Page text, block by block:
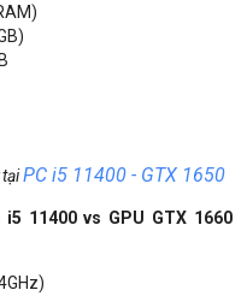
tạiPC i5 11400 - GTX 1650
11400 vs GPU GTX 1660